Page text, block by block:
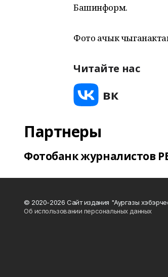
Башинформ.
Фото ачык
Читайте нас
Партнеры
Фотобанк журналистов
© 2020-2026 Сайт издания "Аургазы
Об использовании персональных данных